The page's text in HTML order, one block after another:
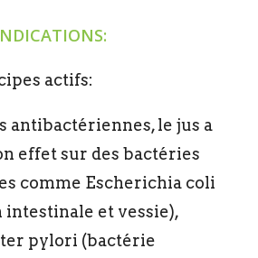
actifs:
antibactériennes, le jus a
effet sur des bactéries
comme Escherichia coli
intestinale et vessie),
pylori (bactérie